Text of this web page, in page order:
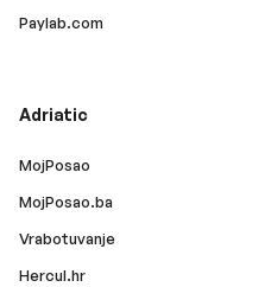
Paylab.com
Adriatic
MojPosao
MojPosao.ba
Vrabotuvanje
Hercul.hr